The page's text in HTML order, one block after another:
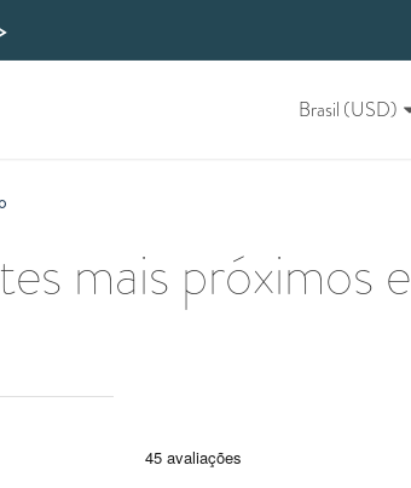
Brasil (USD)
mais próximos e